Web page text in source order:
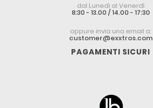
dal Lunedì al Venerdì
8:30 - 13.00 / 14.00 - 17:30
oppure invia una email a:
customer@exxtros.com
PAGAMENTI SICURI